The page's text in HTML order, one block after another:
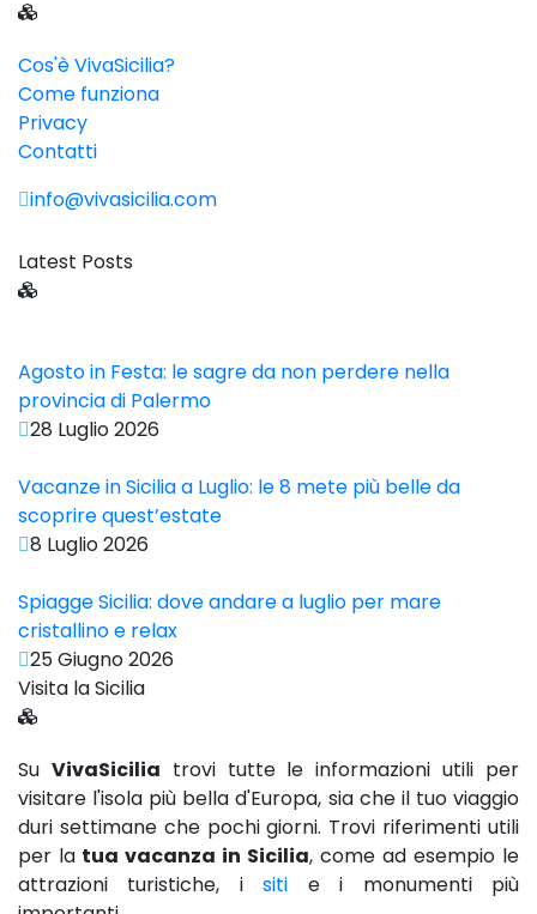
Cos'è VivaSicilia?
Come funziona
Privacy
Contatti
info@vivasicilia.com
Latest Posts
Agosto in Festa: le sagre da non perdere nella
provincia di Palermo
28 Luglio 2026
Vacanze in Sicilia a Luglio: le 8 mete più belle da
scoprire quest’estate
8 Luglio 2026
Spiagge Sicilia: dove andare a luglio per mare
cristallino e relax
25 Giugno 2026
Visita la Sicilia
Su VivaSicilia trovi tutte le informazioni utili per
visitare l'isola più bella d'Europa, sia che il tuo viaggio
duri settimane che pochi giorni. Trovi riferimenti utili
per la tua vacanza in Sicilia, come ad esempio le
attrazioni turistiche, isiti e i monumenti più